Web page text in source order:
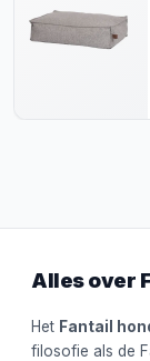
Alles over
Het Fantail
filosofie als de